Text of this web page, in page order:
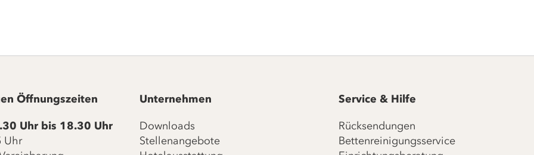
Öffnungszeiten
Uhr bis 18.30 Uhr
Uhr
Unternehmen
Downloads
Stellenangebote
Service & Hilfe
Rücksendungen
Bettenreinigungsservice